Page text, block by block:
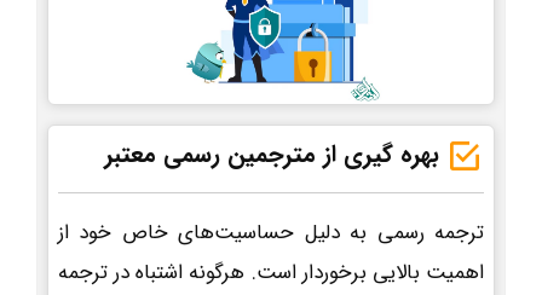
بهره گیری از مترجمین رسمی معتبر
ترجمه رسمی به دلیل حساسیت‌های خاص خود از
اهمیت بالایی برخوردار است. هرگونه اشتباه در ترجمه